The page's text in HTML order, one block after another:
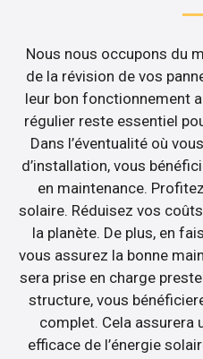
Nous nous occupons du
de la révision de vos
leur bon fonctionnement
régulier reste essentiel
Dans l’éventualité où
d’installation, vous
en maintenance.
solaire. Réduisez vos
la planète. De plus, en
vous assurez la bonne
sera prise en charge
structure, vous
complet. Cela assurera
efficace de l’énergie